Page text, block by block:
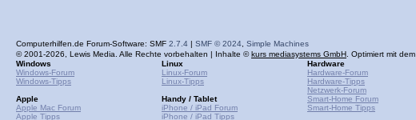
Computerhilfen.de Forum-Software: SMF 2.7.4 | SMF © 2024 Simple Machines
© 2001-2026, Lewis Media. Alle Rechte vorbehalten | Inhalte ©kurs mediasystems GmbH . Optimiert mit dem
Windows
Windows-Forum
Windows-Tipps
Apple
Apple Mac Forum
Apple Tipps
Linux
Linux-Forum
Linux-Tipps
Handy / Tablet
iPhone / iPad Forum
iPhone / iPad Tipps
Hardware
Hardware-Forum
Hardware-Tipps
Netzwerk-Forum
Smart-Home Forum
Smart-Home Tipps